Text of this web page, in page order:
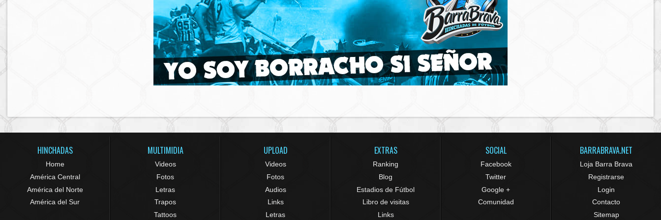
HINCHADAS
Home
América Central
América del Norte
América del Sur
MULTIMIDIA
Videos
Fotos
Letras
Trapos
Tattoos
UPLOAD
Videos
Fotos
Audios
Links
Letras
EXTRAS
Ranking
Blog
Estadios de Fútbol
Libro de visitas
Links
SOCIAL
Facebook
Twitter
Google +
Comunidad
BARRABRAVA.NET
Loja Barra Brava
Registrarse
Login
Contacto
Sitemap